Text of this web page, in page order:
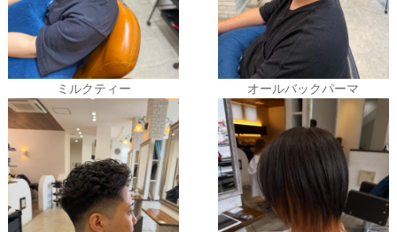
ミルクティー オールバックパーマ